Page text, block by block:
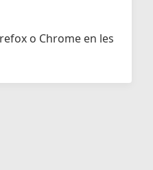
o Chrome en les